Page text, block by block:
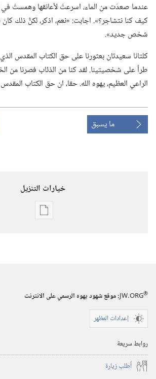
عندما صعدَت من الماء،‏ اسرعتُ لأعانقها وهمستُ في
كيف كنا نتشاجر؟‏».‏ اجابت:‏ «نعم،‏ اذكر،‏ لكنَّ ذلك كان
شخص جديد».‏
كلتانا سعيدتان بعثورنا على حق الكتاب المقدس
طرأ على شخصيتينا.‏ لقد كنا من الذئاب فصرنا من
الراعي العظيم،‏ يهوه الله.‏ حقا،‏ ان حق الكتاب
ما يسبق
خيارات التنزيل
خيارات
الدراسية)‏
‎٢٠٠١
JW.ORG®
:‏ موقع شهود يهوه الرسمي على الانترنت
إعدادات المظهر
روابط سريعة
أُطلب زيارة